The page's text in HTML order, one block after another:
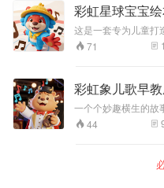
彩虹星球宝宝
这是一套专为儿童打
出一个个精彩的故事
71
彩虹象儿歌早
一个个妙趣横生的故
出五彩斑斓的童年梦
44